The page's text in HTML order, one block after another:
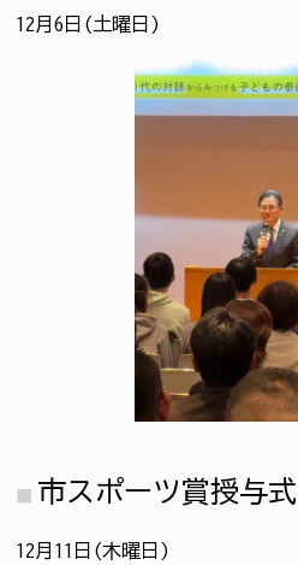
12月6日(土曜日)
市スポーツ賞授与式
12月11日(木曜日)